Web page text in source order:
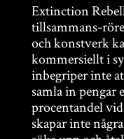
Extinction
tillsammans-
och konstverk
kommersiellt i
inbegriper inte
samla in pengar
procentandel
skapar inte